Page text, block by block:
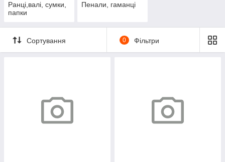
Ранці,валі, сумки,
папки
Пенали, гаманці
Сортування 0 Фільтри